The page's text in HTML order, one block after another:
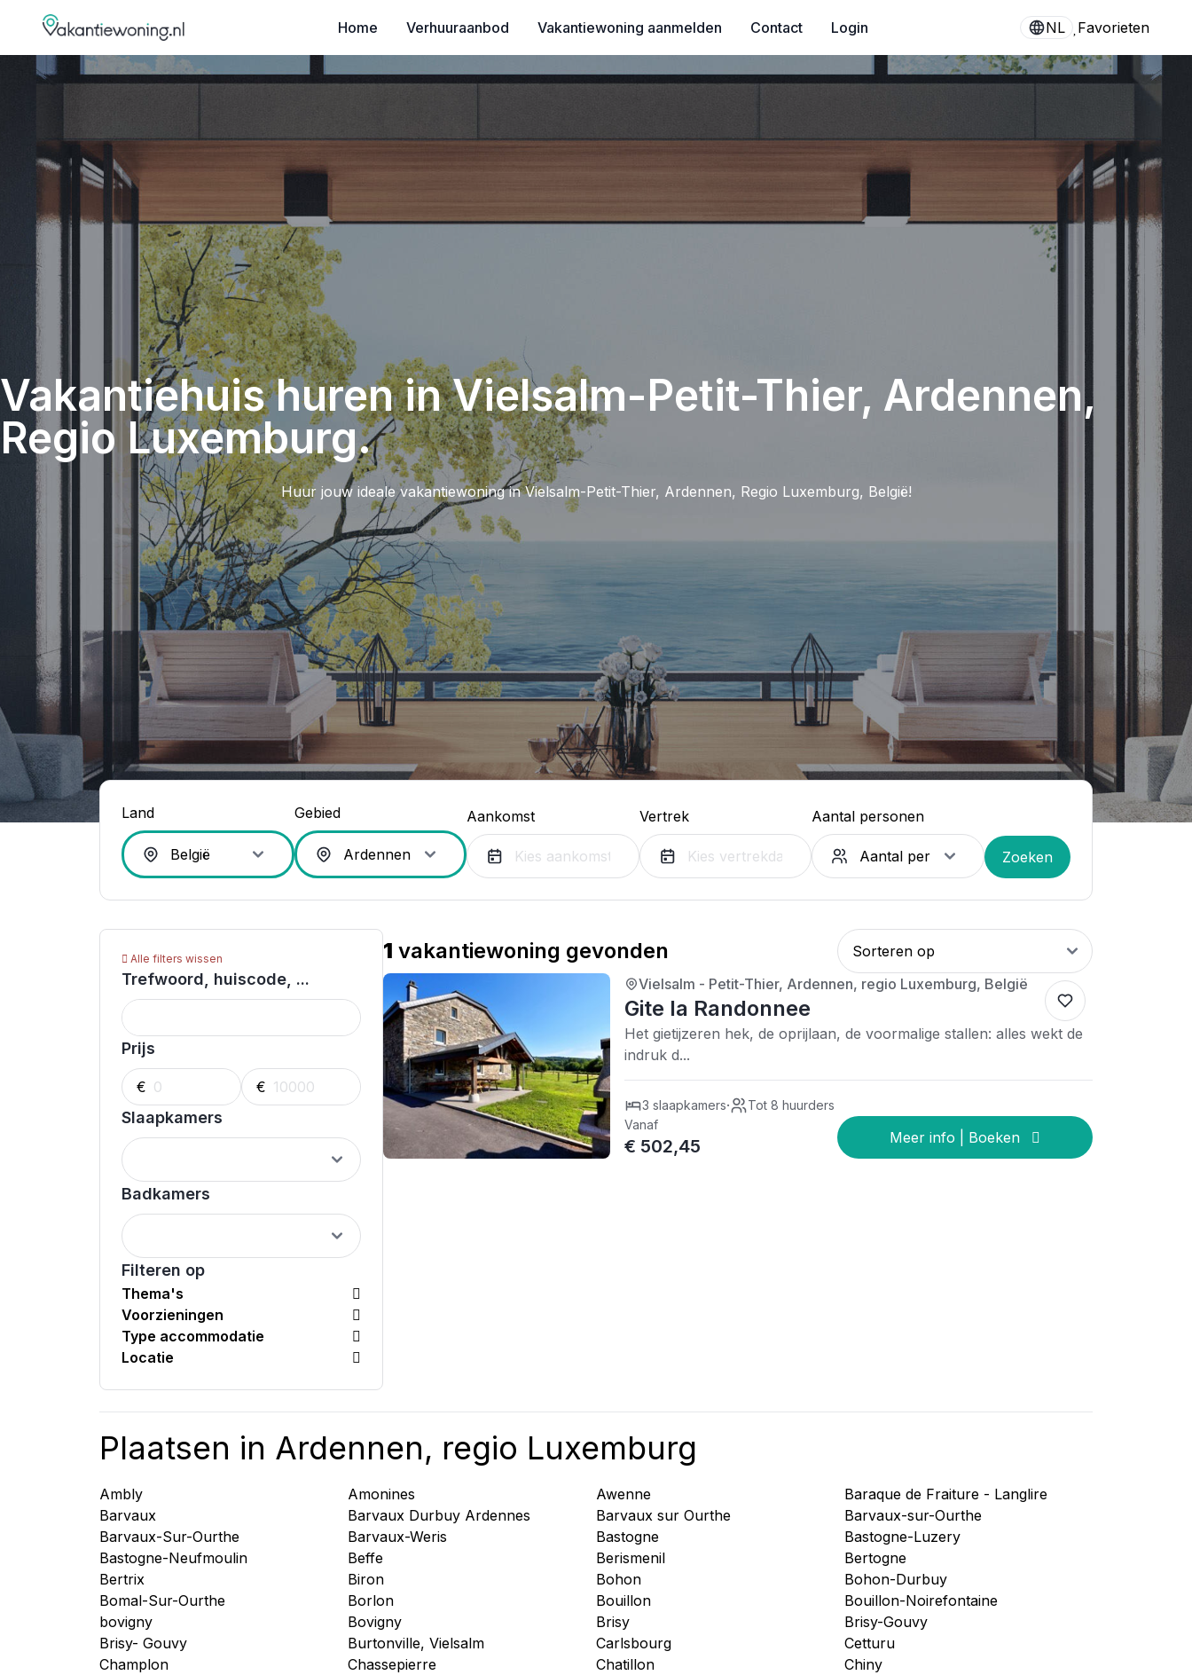
Home Verhuuraanbod Vakantiewoning aanmelden Contact Login NL Favorieten
Vakantiehuis huren in Vielsalm-Petit-Thier, Ardennen,
Regio Luxemburg.
Huur jouw ideale vakantiewoning in Vielsalm-Petit-Thier, Ardennen, Regio Luxemburg, België!
Land Gebied Aankomst Vertrek Aantal personen
Zoeken
Alle filters wissen
Trefwoord, huiscode, ...
Prijs
€ €
Slaapkamers
Badkamers
Filteren op
Thema's
Voorzieningen
Type accommodatie
Locatie
1 vakantiewoning gevonden
3/5| 0 recensies
Vielsalm - Petit-Thier, Ardennen, regio Luxemburg, België
Gite la Randonnee
Het gietijzeren hek, de oprijlaan, de voormalige stallen: alles wekt de
indruk d...
3 slaapkamers·
Tot 8 huurders
Vanaf
€ 502,45
Plaatsen in Ardennen, regio Luxemburg
Ambly Amonines Awenne
Baraque de Fraiture - Langlire
Barvaux
Barvaux Durbuy Ardennes Barvaux sur Ourthe
Barvaux-sur-Ourthe
Barvaux-Sur-Ourthe
Barvaux-Weris Bastogne
Bastogne-Luzery
Bastogne-Neufmoulin
Beffe Berismenil
Bertogne
Bertrix
Biron Bohon
Bohon-Durbuy
Bomal-Sur-Ourthe
Borlon Bouillon
Bouillon-Noirefontaine
bovigny
Bovigny Brisy
Brisy-Gouvy
Brisy- Gouvy
Burtonville, Vielsalm Carlsbourg
Cetturu
Champlon
Chassepierre Chatillon
Chiny